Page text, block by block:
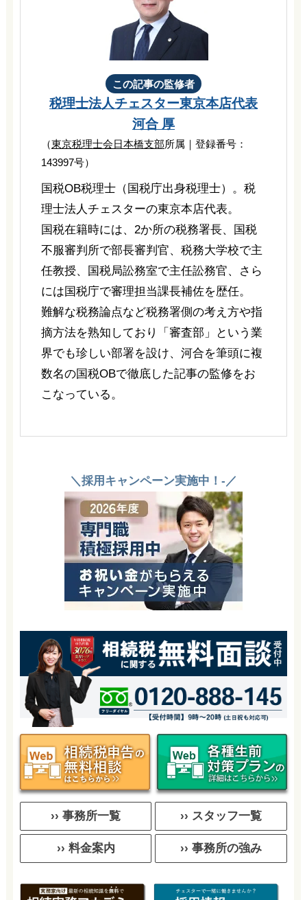
この記事の監修者
税理士法人チェスター東京本店代表
河合 厚
（東京税理士会日本橋支部所属｜登録番号：
143997号）
国税OB税理士（国税庁出身税理士）。税
理士法人チェスターの東京本店代表。
国税在籍時には、2か所の税務署長、国税
不服審判所で部長審判官、税務大学校で主
任教授、国税局訟務室で主任訟務官、さら
には国税庁で審理担当課長補佐を歴任。
難解な税務論点など税務署側の考え方や指
摘方法を熟知しており「審査部」という業
界でも珍しい部署を設け、河合を筆頭に複
数名の国税OBで徹底した記事の監修をお
こなっている。
＼採用キャンペーン実施中！-／
›› 事務所一覧 ›› スタッフ一覧
›› 料金案内 ›› 事務所の強み